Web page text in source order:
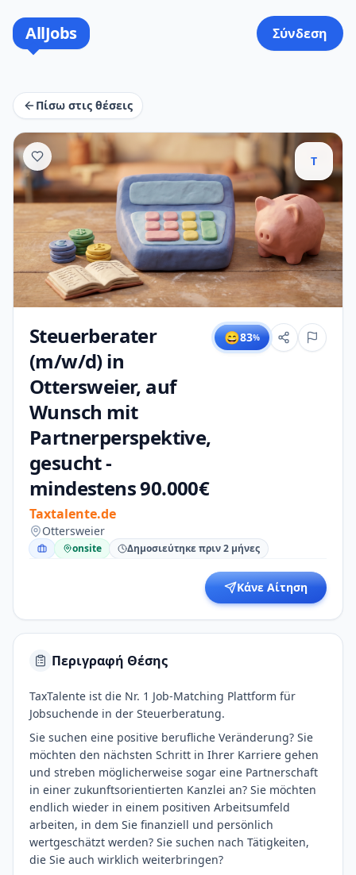
AllJobs Σύνδεση
Πίσω στις θέσεις
T
Steuerberater
(m/w/d) in
Ottersweier, auf
Wunsch mit
Partnerperspektive,
gesucht -
mindestens 90.000€
Taxtalente.de
😄83%
Ottersweier
onsite Δημοσιεύτηκε πριν 2 μήνες
Κάνε Αίτηση
Περιγραφή Θέσης
TaxTalente ist die Nr. 1 Job-Matching Plattform für
Jobsuchende in der Steuerberatung.
Sie suchen eine positive berufliche Veränderung? Sie
möchten den nächsten Schritt in Ihrer Karriere gehen
und streben möglicherweise sogar eine Partnerschaft
in einer zukunftsorientierten Kanzlei an? Sie möchten
endlich wieder in einem positiven Arbeitsumfeld
arbeiten, in dem Sie finanziell und persönlich
wertgeschätzt werden? Sie suchen nach Tätigkeiten,
die Sie auch wirklich weiterbringen?